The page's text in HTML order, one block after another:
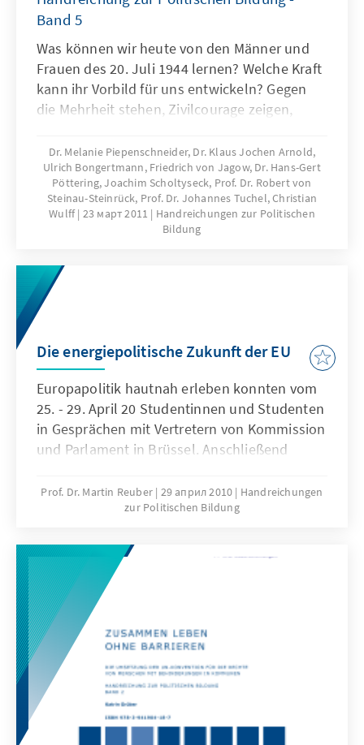
Band 5
Was können wir heute von den Männer und
Frauen des 20. Juli 1944 lernen? Welche Kraft
kann ihr Vorbild für uns entwickeln? Gegen
die Mehrheit stehen, Zivilcourage zeigen,
angemahnt, in Schulen und Medien, von
Politikern, Zeitzeugen und Experten. Aber um
die Angst in extremen Situationen zu
überwinden, brauchen Menschen Vorbilder
und Werte, an denen sie sich aus
eintreten. Dafür liefert uns das Denken und
Handeln der Männer und Frauen des 20. Juli
1944 wesentliche Anregungen.
Dr. Melanie Piepenschneider, Dr. Klaus Jochen Arnold,
Ulrich Bongertmann, Friedrich von Jagow, Dr. Hans-Gert
Pöttering, Joachim Scholtyseck, Prof. Dr. Robert von
Steinau-Steinrück, Prof. Dr. Johannes Tuchel, Christian
Wulff 23 март 2011
Handreichungen zur Politischen
Bildung
Die energiepolitische Zukunft der EU
Europapolitik hautnah erleben konnten vom
25. - 29. April 20 Studentinnen und Studenten
in Gesprächen mit Vertretern von Kommission
und Parlament in Brüssel. Anschließend
Kommissaren, Abgeordneten, Ministern,
Präsidenten und Regierungschefs
Prof. Dr. Martin Reuber 29 април 2010
Handreichungen
zur Politischen Bildung